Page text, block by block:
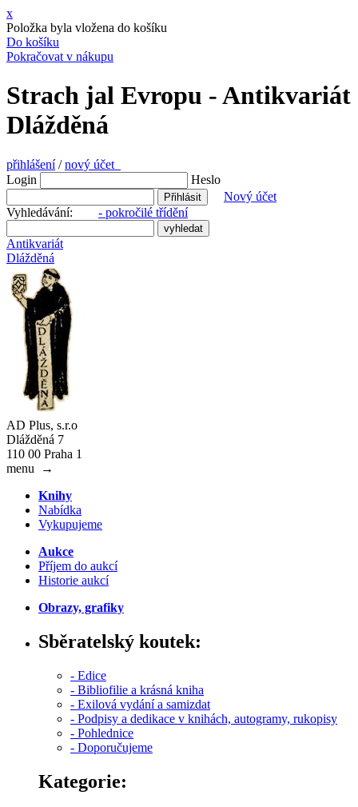
x
Položka byla vložena do košíku
Do košíku
Pokračovat v nákupu
Strach jal Evropu - Antikvariát
Dlážděná
přihlášení/nový účet
Login
Heslo
Nový účet
Vyhledávání: - pokročilé třídění
Antikvariát
Dlážděná
AD Plus, s.r.o
Dlážděná 7
110 00 Praha 1
menu
→
Knihy
Nabídka
Vykupujeme
Aukce
Příjem do aukcí
Historie aukcí
Obrazy, grafiky
Sběratelský koutek:
- Edice
- Bibliofilie a krásná kniha
- Exilová vydání a samizdat
- Podpisy a dedikace v knihách, autogramy, rukopisy
- Pohlednice
- Doporučujeme
Kategorie: